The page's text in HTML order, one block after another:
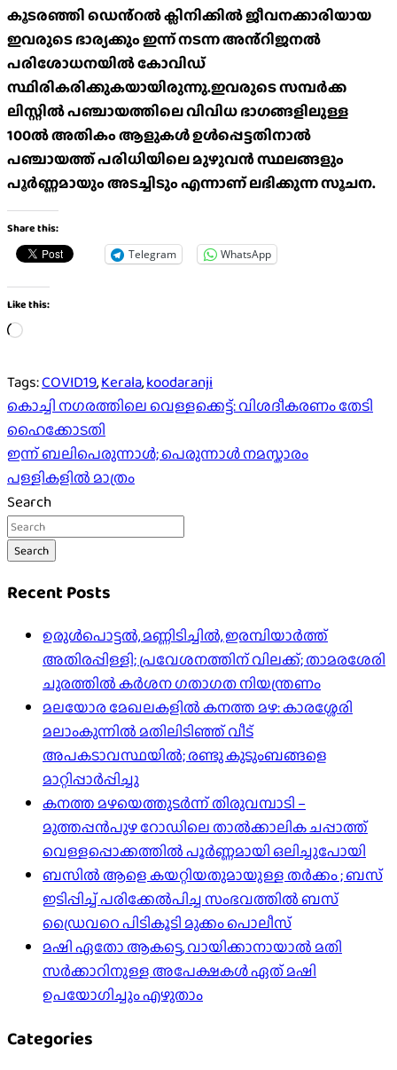
കൂടരഞ്ഞി ഡെൻ്റൽ ക്ലിനിക്കിൽ ജീവനക്കാരിയായ
ഇവരുടെ ഭാര്യക്കും ഇന്ന് നടന്ന അൻ്റിജനൽ
പരിശോധനയിൽ കോവിഡ്
സ്ഥിരികരിക്കുകയായിരുന്നു.ഇവരുടെ സമ്പർക്ക
ലിസ്റ്റിൽ പഞ്ചായത്തിലെ വിവിധ ഭാഗങ്ങളിലുള്ള
100ൽ അതികം ആളുകൾ ഉൾപ്പെട്ടതിനാൽ
പഞ്ചായത്ത് പരിധിയിലെ മുഴുവൻ സ്ഥലങ്ങളും
പൂർണ്ണമായും അടച്ചിടും എന്നാണ് ലഭിക്കുന്ന സൂചന.
Share this:
Telegram WhatsApp
Like this:
Loading…
Tags:COVID19,Kerala,koodaranji
Post
navigation
കൊച്ചി നഗരത്തിലെ വെള്ളക്കെട്ട്: വിശദീകരണം തേടി
ഹൈക്കോടതി
ഇന്ന് ബലിപെരുന്നാള്‍; പെരുന്നാള്‍ നമസ്കാരം
പള്ളികളില്‍ മാത്രം
Search
Search
Recent Posts
ഉരുൾപൊട്ടൽ, മണ്ണിടിച്ചിൽ, ഇരമ്പിയാര്‍ത്ത്
അതിരപ്പിള്ളി; പ്രവേശനത്തിന് വിലക്ക്; താമരശേരി
ചുരത്തില്‍ കര്‍ശന ഗതാഗത നിയന്ത്രണം
മലയോര മേഖലകളിൽ കനത്ത മഴ: കാരശ്ശേരി
മലാംകുന്നിൽ മതിലിടിഞ്ഞ് വീട്
അപകടാവസ്ഥയിൽ; രണ്ടു കുടുംബങ്ങളെ
മാറ്റിപ്പാർപ്പിച്ചു
കനത്ത മഴയെത്തുടർന്ന് തിരുവമ്പാടി –
മുത്തപ്പൻപുഴ റോഡിലെ താൽക്കാലിക ചപ്പാത്ത്
വെള്ളപ്പൊക്കത്തിൽ പൂർണ്ണമായി ഒലിച്ചുപോയി
ബസിൽ ആളെ കയറ്റിയതുമായുള്ള തർക്കം ; ബസ്
ഇടിപ്പിച്ച് പരിക്കേൽപിച്ച സംഭവത്തിൽ ബസ്
ഡ്രൈവറെ പിടികൂടി മുക്കം പൊലീസ്
മഷി ഏതോ ആകട്ടെ, വായിക്കാനായാൽ മതി​
സർക്കാറിനുള്ള അപേക്ഷകൾ ഏത് മഷി
ഉപയോഗിച്ചും എഴുതാം
Categories